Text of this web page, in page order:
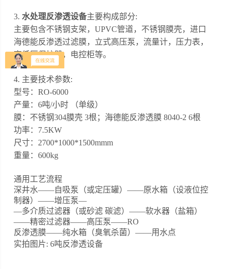
3. 水处理反渗透设备主要构成部分:
主要包含不锈钢支架，UPVC管道，不锈钢膜壳，进口
海德能反渗透过滤膜，立式高压泵，流量计，压力表，
高低压保护器，电控柜等。
4. 主要技术参数:
型号：RO-6000
产量：6吨/小时 （单级）
膜：不锈钢304膜壳 3根；海德能反渗透膜 8040-2 6根
功率：7.5KW
尺寸：2700*1000*1500mmm
重量：600kg
通用工艺流程
深井水——自吸泵（或定压罐）——原水箱（设液位控
制器）——增压泵—
—多介质过滤器（或砂滤 碳滤）——软水器（盐箱）
——精密过滤器——高压泵——RO
反渗透膜——纯水箱（臭氧杀菌）——用水点
实拍图片: 6吨反渗透设备